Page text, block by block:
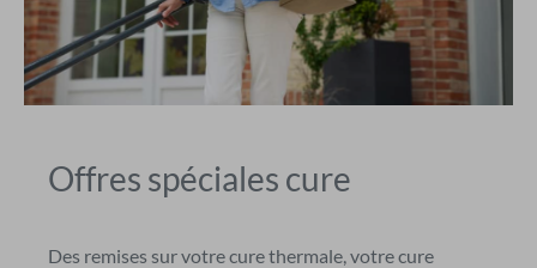
Offres spéciales cure
Des remises sur votre cure thermale, votre cure